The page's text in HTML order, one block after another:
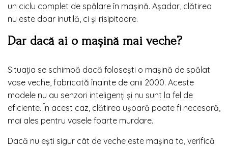
un ciclu complet de spălare în mașină. Așadar, clătirea
nu este doar inutilă, ci și risipitoare.
Dar dacă ai o mașină mai veche?
Situația se schimbă dacă folosești o mașină de spălat
vase veche, fabricată înainte de anii 2000. Aceste
modele nu au senzori inteligenți și nu sunt la fel de
eficiente. În acest caz, clătirea ușoară poate fi necesară,
mai ales pentru vasele foarte murdare.
Dacă nu ești sigur cât de veche este mașina ta, verifică